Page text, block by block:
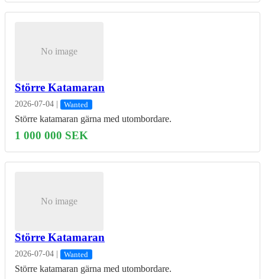
No image
Större Katamaran
2026-07-04 | Wanted
Större katamaran gärna med utombordare.
1 000 000 SEK
No image
Större Katamaran
2026-07-04 | Wanted
Större katamaran gärna med utombordare.